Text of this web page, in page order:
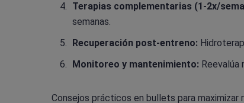
Terapias complementarias (1-2x/
semanas.
Recuperación post-entreno:
Monitoreo y mantenimiento: Reevalúa
Consejos prácticos en bullets para maximizar